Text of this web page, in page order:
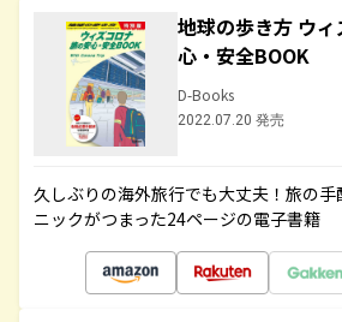
地球の歩き方 ウ
心・安全BOOK
D-Books
2022.07.20 発売
久しぶりの海外旅行でも大丈夫！旅の
ニックがつまった24ページの電子書籍